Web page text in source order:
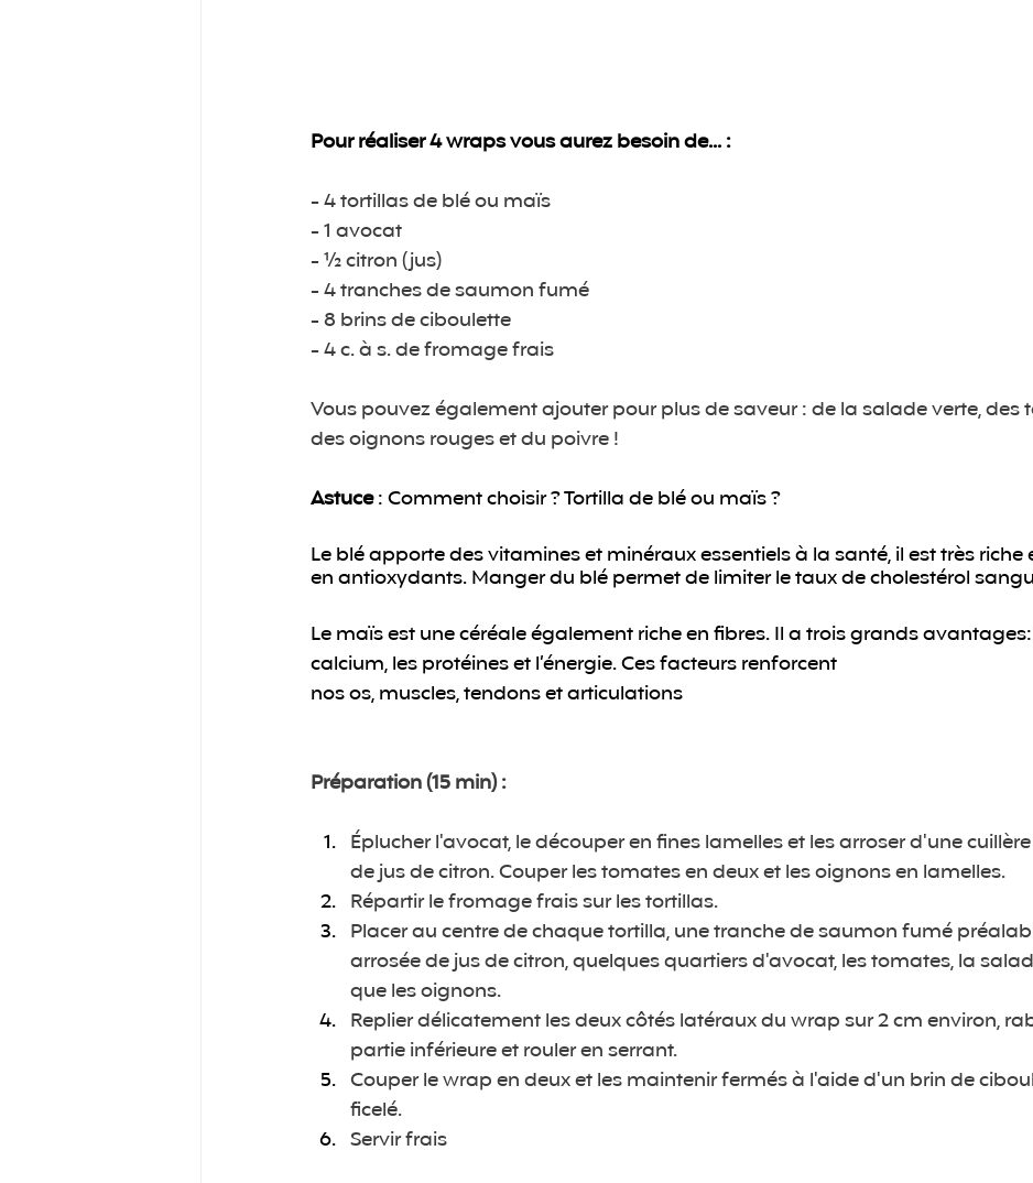
Pour réaliser 4 wraps vous aurez besoin de... :
- 4 tortillas de blé ou maïs
- 1 avocat
- ½ citron (jus)
- 4 tranches de saumon fumé
- 8 brins de ciboulette
- 4 c. à s. de fromage frais
Vous pouvez également ajouter pour plus de saveur : de la salade verte, des
des oignons rouges et du poivre !
Astuce : Comment choisir ? Tortilla de blé ou maïs ?
Le blé apporte des vitamines et minéraux essentiels à la santé, il est très riche
en antioxydants. Manger du blé permet de limiter le taux de cholestérol
Le maïs est une céréale également riche en fibres. Il a trois grands
calcium, les protéines et l’énergie. Ces facteurs renforcent
nos os, muscles, tendons et articulations
Préparation (15 min) :
Éplucher l'avocat, le découper en fines lamelles et les arroser d'une
de jus de citron. Couper les tomates en deux et les oignons en lamelles.
Répartir le fromage frais sur les tortillas.
Placer au centre de chaque tortilla, une tranche de saumon fumé
arrosée de jus de citron, quelques quartiers d'avocat, les tomates, la
que les oignons.
Replier délicatement les deux côtés latéraux du wrap sur 2 cm environ,
partie inférieure et rouler en serrant.
Couper le wrap en deux et les maintenir fermés à l'aide d'un brin de
ficelé.
Servir frais